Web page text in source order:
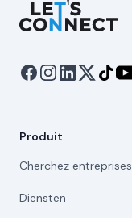
Let's Connect
Produit
Cherchez entreprises
Diensten